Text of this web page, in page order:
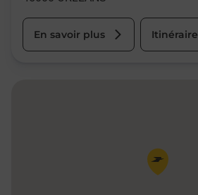
En savoir plus Itinéraire
Pin de la carte